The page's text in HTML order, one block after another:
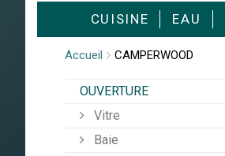
CUISINE EAU
Accueil CAMPERWOOD
OUVERTURE
Vitre
Baie